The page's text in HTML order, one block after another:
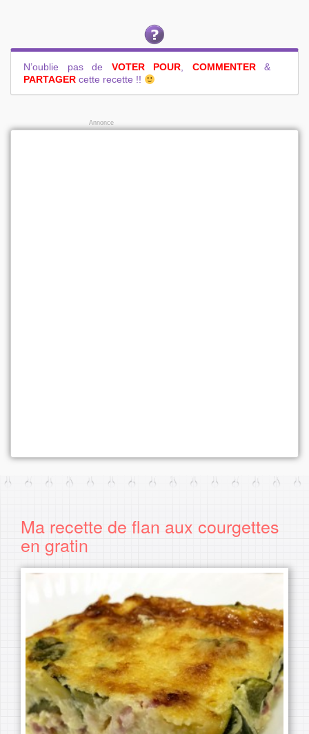
N’oublie pas de VOTER POUR, COMMENTER&
PARTAGER cette recette !!
Ma recette de flan aux courgettes
en gratin